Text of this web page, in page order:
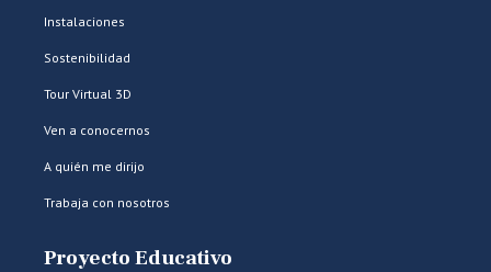
Instalaciones
Sostenibilidad
Tour Virtual 3D
Ven a conocernos
A quién me dirijo
Trabaja con nosotros
Proyecto Educativo